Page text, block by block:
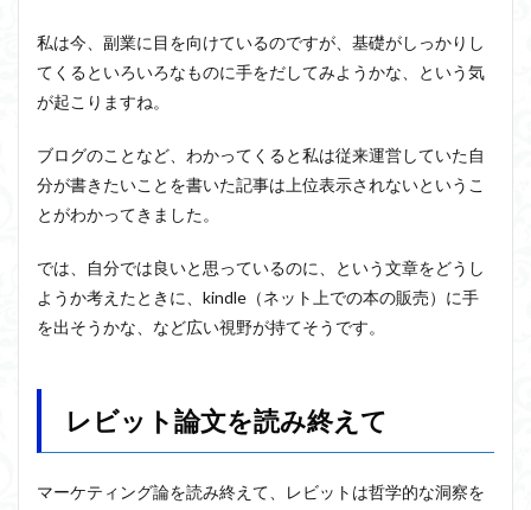
私は今、副業に目を向けているのですが、基礎がしっかりし
てくるといろいろなものに手をだしてみようかな、という気
が起こりますね。
ブログのことなど、わかってくると私は従来運営していた自
分が書きたいことを書いた記事は上位表示されないというこ
とがわかってきました。
では、自分では良いと思っているのに、という文章をどうし
ようか考えたときに、kindle（ネット上での本の販売）に手
を出そうかな、など広い視野が持てそうです。
レビット論文を読み終えて
マーケティング論を読み終えて、レビットは哲学的な洞察を